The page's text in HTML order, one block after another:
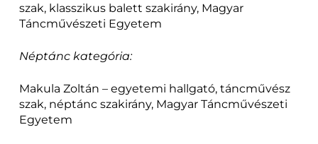
szak, klasszikus balett szakirány, Magyar
Táncművészeti Egyetem
Néptánc kategória:
Makula Zoltán – egyetemi hallgató, táncművész
szak, néptánc szakirány, Magyar Táncművészeti
Egyetem